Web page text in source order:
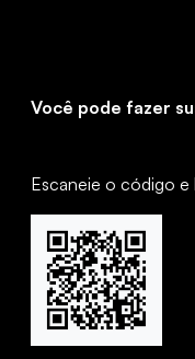
Você pode fazer
Escaneie o código e